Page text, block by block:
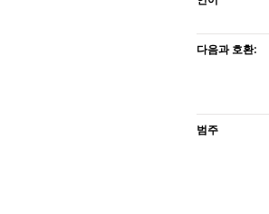
다음과 호환:
범주